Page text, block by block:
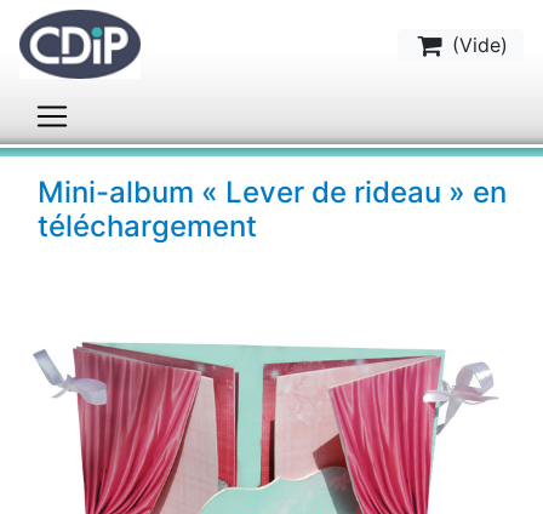
(Vide)
Mini-album « Lever de rideau » en
téléchargement